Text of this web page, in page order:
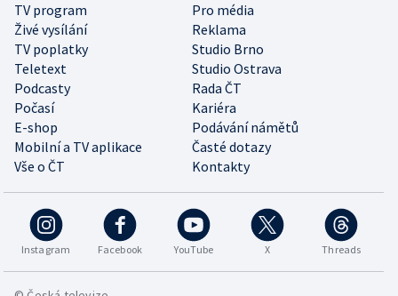
TV program
Pro média
Živé vysílání
Reklama
TV poplatky
Studio Brno
Teletext
Studio Ostrava
Podcasty
Rada ČT
Počasí
Kariéra
E-shop
Podávání námětů
Mobilní a TV aplikace
Časté dotazy
Vše o ČT
Kontakty
Instagram Facebook YouTube X Threads